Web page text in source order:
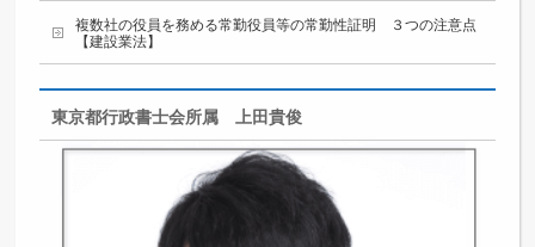
複数社の役員を務める常勤役員等の常勤性証明 ３つの注意点
【建設業法】
東京都行政書士会所属 上田貴俊